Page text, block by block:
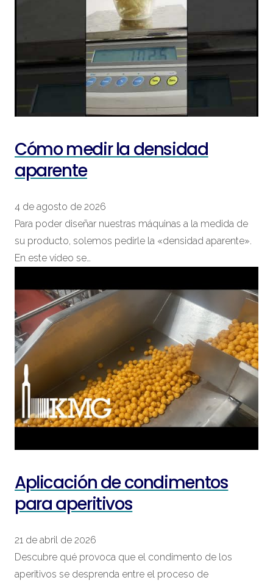
Cómo medir la densidad
aparente
4 de agosto de 2026
Para poder diseñar nuestras máquinas a la medida de
su producto, solemos pedirle la «densidad aparente».
En este vídeo se…
Aplicación de condimentos
para aperitivos
21 de abril de 2026
Descubre qué provoca que el condimento de los
aperitivos se desprenda entre el proceso de